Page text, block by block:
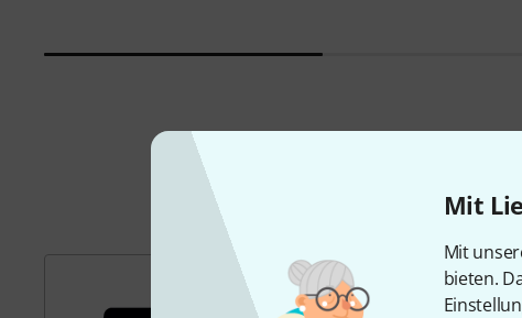
Mit
Mit
bieten.